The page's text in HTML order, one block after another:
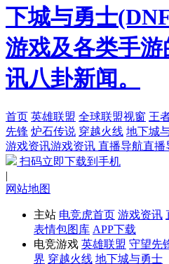
下城与勇士
游戏及各类手
讯八卦新闻。
首页 英雄联盟 全球联盟视窗 王
先锋 炉石传说 穿越火线 地下城
游戏资讯游戏资讯 直播导航直播
扫码立即下载到手机
|
网站地图
主站 电竞虎首页 游戏资讯
表情包图库 APP下载
电竞游戏 英雄联盟 守望先
界 穿越火线 地下城与勇士